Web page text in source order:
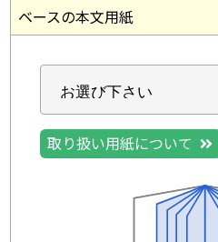
ベースの本文用紙
取り扱い用紙について